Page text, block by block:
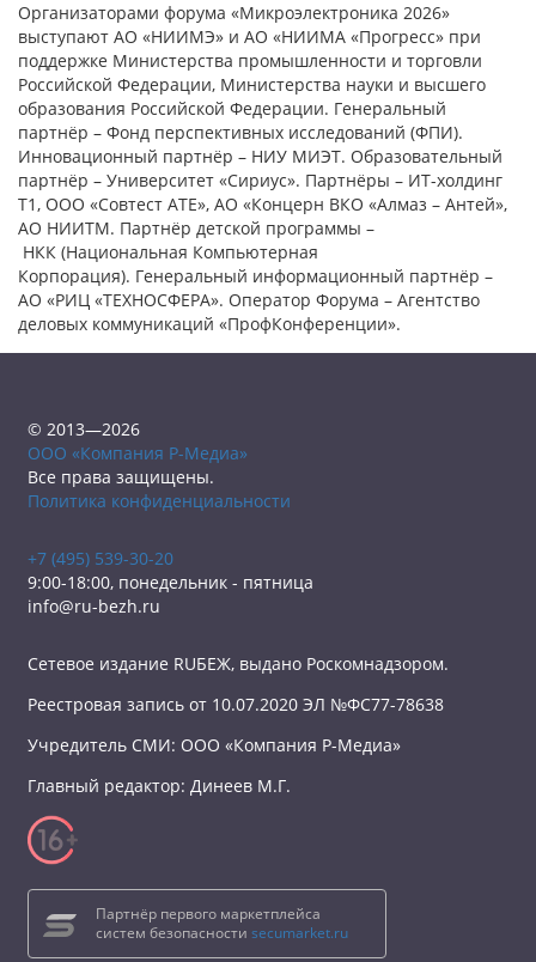
Организаторами форума «Микроэлектроника 2026»
выступают АО «НИИМЭ» и АО «НИИМА «Прогресс» при
поддержке Министерства промышленности и торговли
Российской Федерации, Министерства науки и высшего
образования Российской Федерации. Генеральный
партнёр – Фонд перспективных исследований (ФПИ).
Инновационный партнёр – НИУ МИЭТ. Образовательный
партнёр – Университет «Сириус». Партнёры – ИТ-холдинг
Т1, ООО «Совтест АТЕ», АО «Концерн ВКО «Алмаз – Антей»,
АО НИИТМ. Партнёр детской программы –
НКК (Национальная Компьютерная
Корпорация). Генеральный информационный партнёр –
АО «РИЦ «ТЕХНОСФЕРА». Оператор Форума – Агентство
деловых коммуникаций «ПрофКонференции».
© 2013—2026
ООО «Компания Р-Медиа»
Все права защищены.
Политика конфиденциальности
+7 (495) 539-30-20
9:00-18:00, понедельник - пятница
info@ru-bezh.ru
Сетевое издание RUБЕЖ, выдано Роскомнадзором.
Реестровая запись от 10.07.2020 ЭЛ №ФС77-78638
Учредитель СМИ: ООО «Компания Р-Медиа»
Главный редактор: Динеев М.Г.
Партнёр первого маркетплейса
систем безопасности secumarket.ru